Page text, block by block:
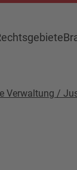
Verwaltung /